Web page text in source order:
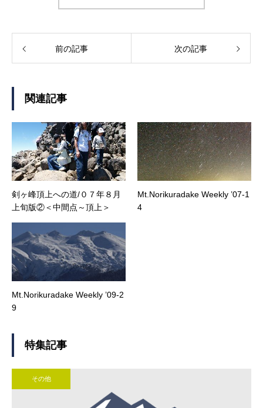
前の記事 次の記事
関連記事
剣ヶ峰頂上への道/０７年８月
上旬版②＜中間点～頂上＞
Mt.Norikuradake Weekly ’07-1
4
Mt.Norikuradake Weekly ’09-2
9
特集記事
その他